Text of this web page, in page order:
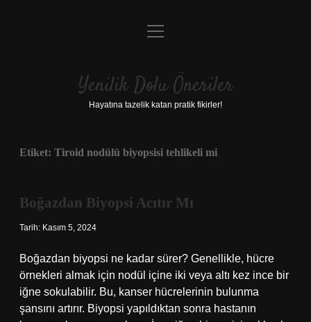
Anasayfa
Yasal Uyarı
menüyü
Yenilik Dolu Öneriler
Hayatına tazelik katan pratik fikirler!
Etiket: Tiroid nodülü biyopsisi tehlikeli mi
Boğazdan Biyopsi Acıtır Mı
Tarih: Kasım 5, 2024
Boğazdan biyopsi ne kadar sürer? Genellikle, hücre
örnekleri almak için nodül içine iki veya altı kez ince bir
iğne sokulabilir. Bu, kanser hücrelerinin bulunma
şansını artırır. Biyopsi yapıldıktan sonra hastanın